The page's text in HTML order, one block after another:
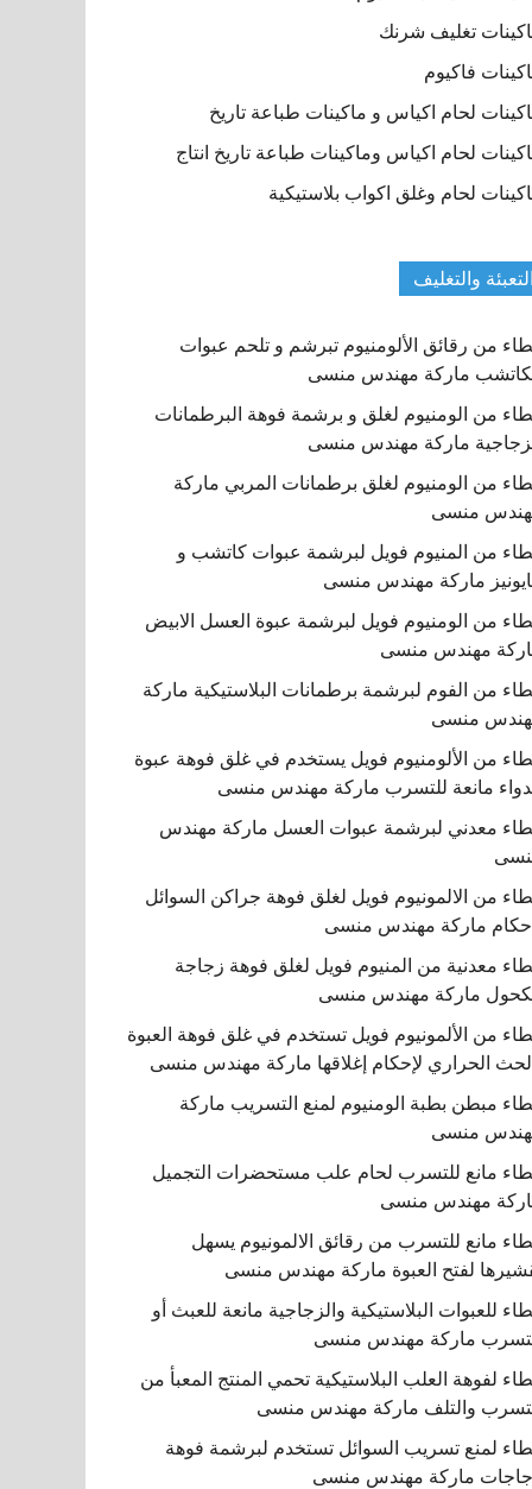
تغليف شرنك
فاكيوم
لحام اكياس و ماكينات طباعة تاريخ
لحام اكياس وماكينات طباعة تاريخ انتاج
لحام وغلق اكواب بلاستيكية
التعبئة والتغليف
من رقائق الألومنيوم تبرشم و تلحم عبوات
ماركة مهندس منسى
من الومنيوم لغلق و برشمة فوهة البرطمانات
ماركة مهندس منسى
من الومنيوم لغلق برطمانات المربي ماركة
منسى
من المنيوم فويل لبرشمة عبوات كاتشب و
ماركة مهندس منسى
من الومنيوم فويل لبرشمة عبوة العسل الابيض
مهندس منسى
من الفوم لبرشمة برطمانات البلاستيكية ماركة
منسى
من الألومنيوم فويل يستخدم في غلق فوهة عبوة
مانعة للتسرب ماركة مهندس منسى
معدني لبرشمة عبوات العسل ماركة مهندس
من الالمونيوم فويل لغلق فوهة جراكن السوائل
ماركة مهندس منسى
معدنية من المنيوم فويل لغلق فوهة زجاجة
ماركة مهندس منسى
من الألمونيوم فويل تستخدم في غلق فوهة العبوة
الحراري لإحكام إغلاقها ماركة مهندس منسى
مبطن بطبة الومنيوم لمنع التسريب ماركة
منسى
مانع للتسرب لحام علب مستحضرات التجميل
مهندس منسى
مانع للتسرب من رقائق الالمونيوم يسهل
لفتح العبوة ماركة مهندس منسى
للعبوات البلاستيكية والزجاجية مانعة للعبث أو
ماركة مهندس منسى
لفوهة العلب البلاستيكية تحمي المنتج المعبأ من
والتلف ماركة مهندس منسى
لمنع تسريب السوائل تستخدم لبرشمة فوهة
ماركة مهندس منسى